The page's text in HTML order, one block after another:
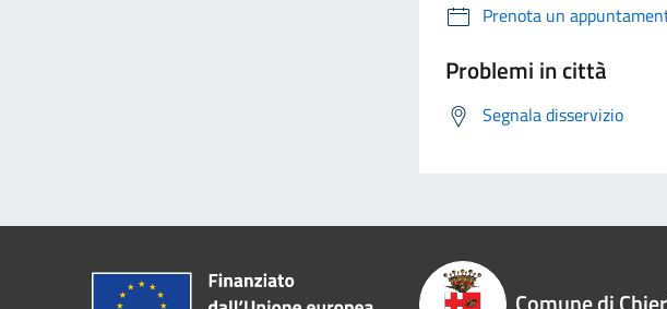
Prenota un
Problemi in città
Segnala disservizio